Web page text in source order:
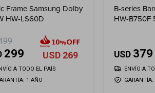
Frame Samsung Dolby
HW-LS60D
299 USD 269
1 AÑO
A TODO EL PAÍS
B-series
HW-B750F
USD 379
GARANTÍA:
ENVÍO A